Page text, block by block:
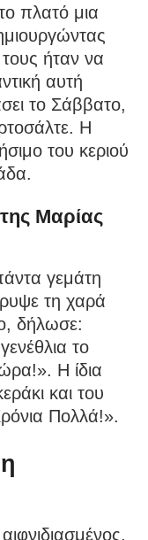
πλατό μια
τους ήταν να
αυτή
το Σάββατο,
Η
του κεριού
Μαρίας
γεμάτη
τη χαρά
δήλωσε:
το
Η ίδια
και του
Πολλά!».